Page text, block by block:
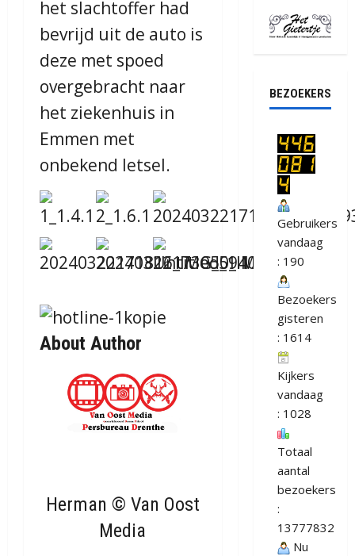
het slachtoffer had
bevrijd uit de auto is
deze met spoed
overgebracht naar
het ziekenhuis in
Emmen met
onbekend letsel.
About Author
Herman © Van Oost
Media
BEZOEKERS
Gebruikers
vandaag
: 190
Bezoekers
gisteren
: 1614
Kijkers
vandaag
: 1028
Totaal
aantal
bezoekers
:
13777832
Nu